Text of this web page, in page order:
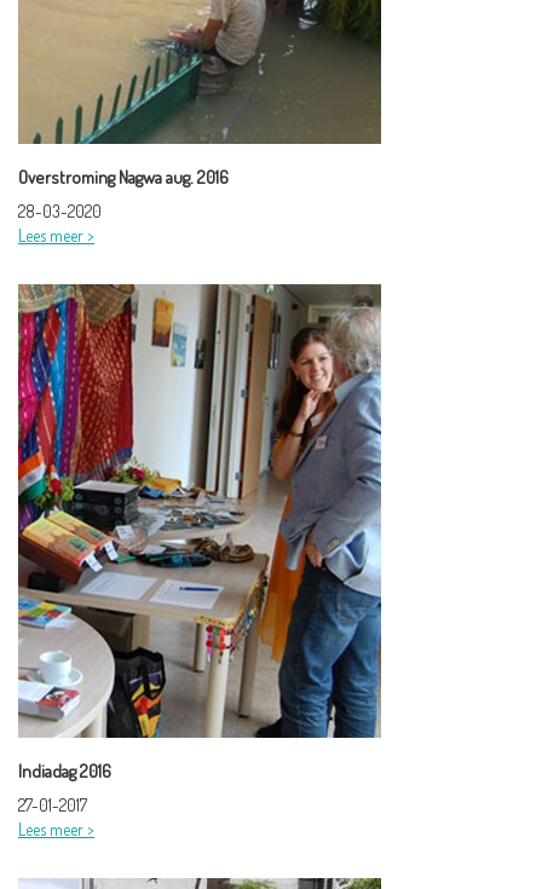
Overstroming Nagwa aug. 2016
28-03-2020
Lees meer >
Indiadag 2016
27-01-2017
Lees meer >